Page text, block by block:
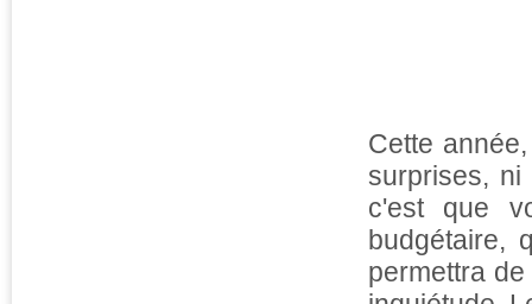
Cette
surprises, ni
c'est que
budgétaire,
permettra